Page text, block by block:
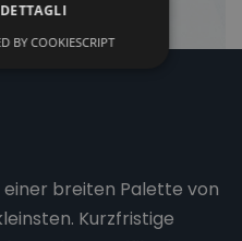
breiten Palette von
Kurzfristige
BY COOKIESCRIPT